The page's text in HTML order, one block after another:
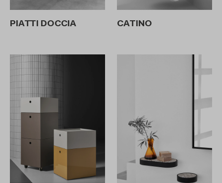
PIATTI DOCCIA CATINO